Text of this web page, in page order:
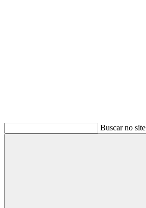
Buscar no site